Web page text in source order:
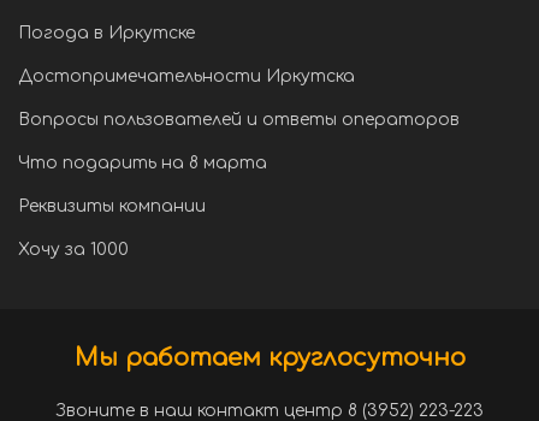
Погода в Иркутске
Достопримечательности Иркутска
Вопросы пользователей и ответы операторов
Что подарить на 8 марта
Реквизиты компании
Хочу за 1000
Мы работаем круглосуточно
Звоните в наш контакт центр 8 (3952) 223-223